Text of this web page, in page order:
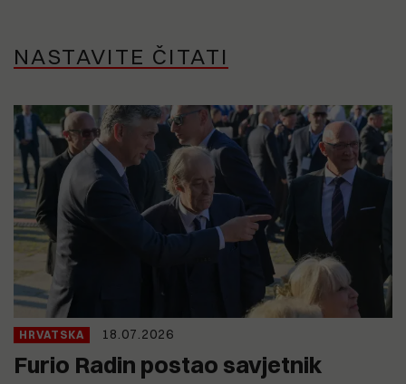
NASTAVITE ČITATI
HRVATSKA 18.07.2026
Furio Radin postao savjetnik